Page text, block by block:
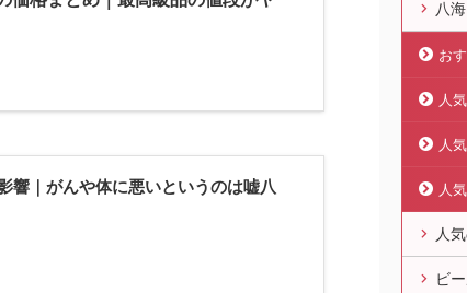
響｜がんや体に悪いというのは嘘八
八
お
人
人
人
人
ビ